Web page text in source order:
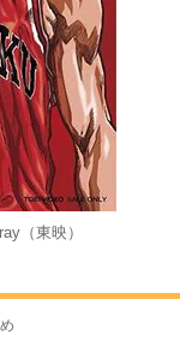
（東映）